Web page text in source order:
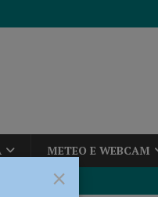
METEO E WEBCAM
×